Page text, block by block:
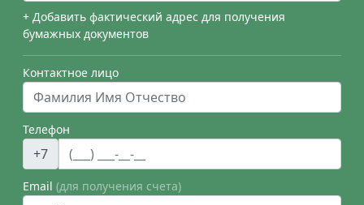
+ Добавить фактический адрес для получения
бумажных документов
Контактное лицо
Телефон
+7
Email (для получения счета)